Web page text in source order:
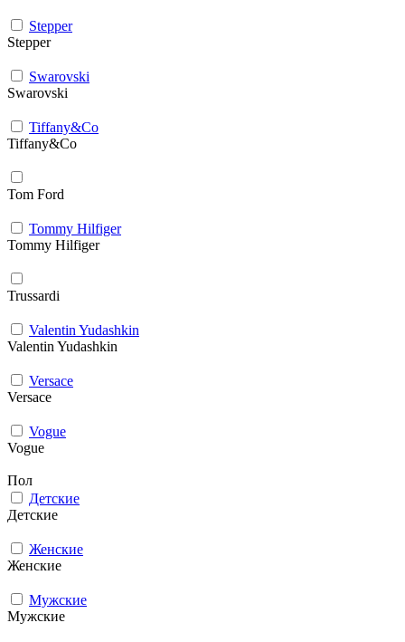
Stepper
Stepper
Swarovski
Swarovski
Tiffany&Co
Tiffany&Co
Tom Ford
Tommy Hilfiger
Tommy Hilfiger
Trussardi
Valentin Yudashkin
Valentin Yudashkin
Versace
Versace
Vogue
Vogue
Пол
Детские
Детские
Женские
Женские
Мужcкие
Мужcкие